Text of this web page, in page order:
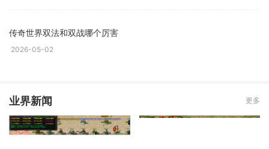
传奇世界双法和双战哪个厉害
2026-05-02
业界新闻 更多